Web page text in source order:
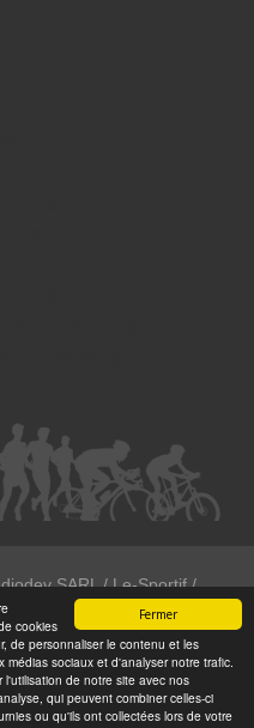
Fermer
cookies
de personnaliser le contenu et les
sociaux et d'analyser notre trafic.
de notre site avec nos
qui peuvent combiner celles-ci
ou qu'ils ont collectées lors de votre
SARL / Le-Sportif /
CNIL : 1999972